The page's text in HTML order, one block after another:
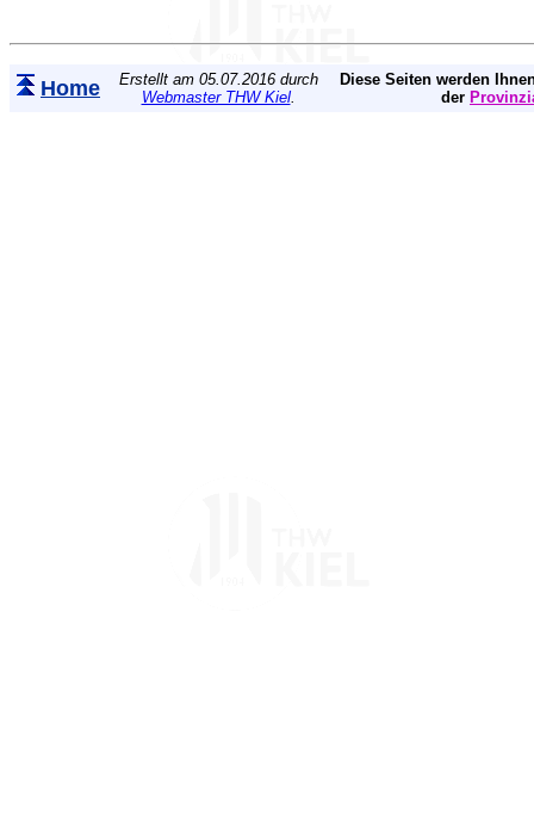
Home
Erstellt am 05.07.2016 durch
Webmaster THW Kiel.
Diese Seiten werden
der